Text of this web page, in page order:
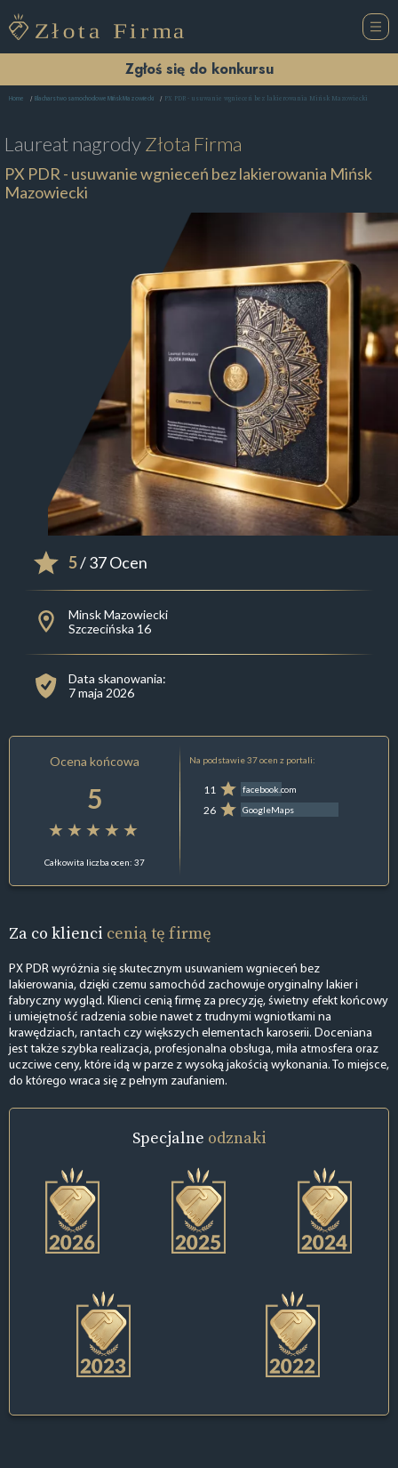
Zgłoś się do konkursu
Home Blacharstwo samochodowe Mińsk Mazowiecki PX PDR - usuwanie wgnieceń bez lakierowania Mińsk Mazowiecki
Laureat nagrodyZłota Firma
PX PDR - usuwanie wgnieceń bez lakierowania Mińsk
Mazowiecki
5/ 37 Ocen
Minsk Mazowiecki
Szczecińska 16
Data skanowania:
7 maja 2026
Ocena końcowa
5
Całkowita liczba ocen: 37
Na podstawie 37 ocen z portali:
11 facebook.com
26 GoogleMaps
Za co klienci cenią tę firmę
PX PDR wyróżnia się skutecznym usuwaniem wgnieceń bez
lakierowania, dzięki czemu samochód zachowuje oryginalny lakier i
fabryczny wygląd. Klienci cenią firmę za precyzję, świetny efekt końcowy
i umiejętność radzenia sobie nawet z trudnymi wgniotkami na
krawędziach, rantach czy większych elementach karoserii. Doceniana
jest także szybka realizacja, profesjonalna obsługa, miła atmosfera oraz
uczciwe ceny, które idą w parze z wysoką jakością wykonania. To miejsce,
do którego wraca się z pełnym zaufaniem.
Specjalne odznaki